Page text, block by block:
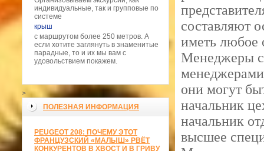
индивидуальные, так и групповые по
системе
крыш
с маршрутом более 250 метров. А
если хотите заглянуть в знаменитые
парадные, то и их мы вам с
удовольствием покажем.
>
ПОЛЕЗНАЯ ИНФОРМАЦИЯ
PEUGEOT 208: ПОЧЕМУ ЭТОТ
ФРАНЦУЗСКИЙ «МАЛЫШ» РВЁТ
КОНКУРЕНТОВ В ХВОСТ И В ГРИВУ
составляют
иметь любое
Менеджеры
они могут
начальник
начальник
высшее